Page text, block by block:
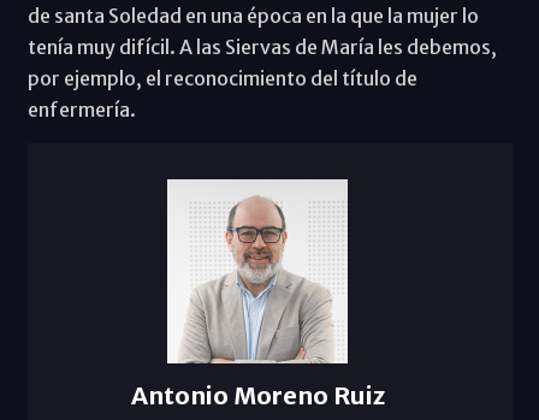
de santa Soledad en una época en la que la mujer lo
tenía muy difícil. A las Siervas de María les debemos,
por ejemplo, el reconocimiento del título de
enfermería.
Antonio Moreno Ruiz